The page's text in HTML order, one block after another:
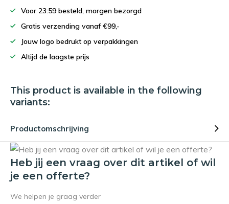
Voor 23:59 besteld, morgen bezorgd
Gratis verzending vanaf €99,-
Jouw logo bedrukt op verpakkingen
Altijd de laagste prijs
This product is available in the following
variants:
Productomschrijving
Heb jij een vraag over dit artikel of wil
je een offerte?
We helpen je graag verder